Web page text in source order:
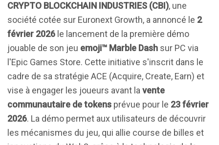
CRYPTO BLOCKCHAIN INDUSTRIES (CBI), une
société cotée sur Euronext Growth, a annoncé le 2
février 2026 le lancement de la première démo
jouable de son jeu emoji™ Marble Dash sur PC via
l'Epic Games Store. Cette initiative s'inscrit dans le
cadre de sa stratégie ACE (Acquire, Create, Earn) et
vise à engager les joueurs avant la vente
communautaire de tokens prévue pour le 23 février
2026. La démo permet aux utilisateurs de découvrir
les mécanismes du jeu, qui allie course de billes et